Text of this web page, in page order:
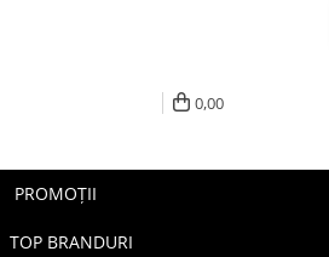
0,00
PROMOȚII
TOP BRANDURI